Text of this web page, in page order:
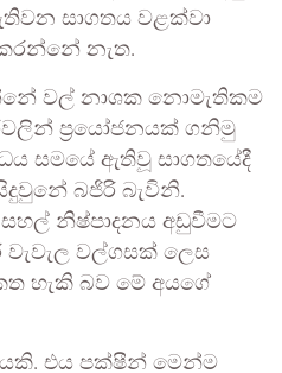
සාගතය වළක්වා
නැත.
වල් නාශක නොමැතිකම
ප්‍රයෝජනයක් ගනිමු
සමයේ ඇතිවූ සාගතයේදී
බජිරි බැවිනි.
නිෂ්පාදනය අඩුවීමට
වල්ගසක් ලෙස
හැකි බව මේ අයගේ
එය පක්ෂීන් මෙන්ම